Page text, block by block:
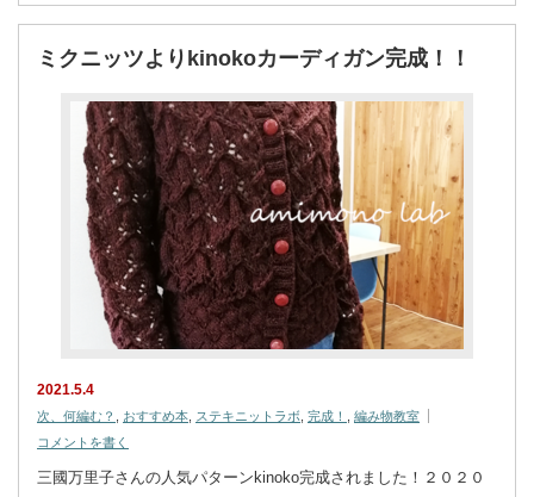
ミクニッツよりkinokoカーディガン完成！！
2021.5.4
次、何編む？ おすすめ本 ステキニットラボ 完成！
編み物教室
コメントを書く
三國万里子さんの人気パターンkinoko完成されました！２０２０